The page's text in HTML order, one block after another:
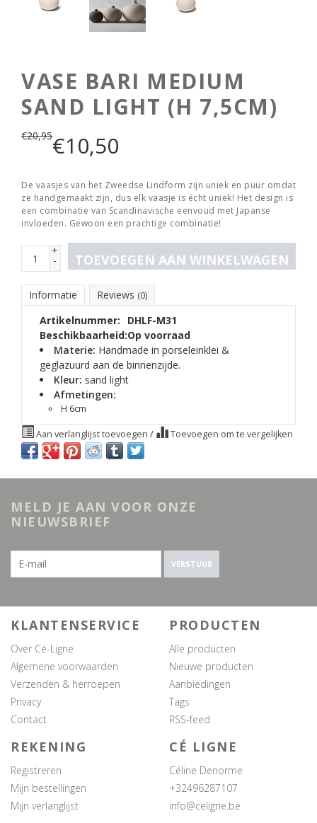
VASE BARI MEDIUM
SAND LIGHT (H 7,5CM)
€20,95€10,50
De vaasjes van het Zweedse Lindform zijn uniek en puur omdat
ze handgemaakt zijn, dus elk vaasje is écht uniek! Het design is
een combinatie van Scandinavische eenvoud met Japanse
invloeden. Gewoon een prachtige combinatie!
+
- TOEVOEGEN AAN WINKELWAGEN
Informatie Reviews (0)
Artikelnummer:
DHLF-M31
Beschikbaarheid:Op voorraad
Materie: Handmade in porseleinklei &
geglazuurd aan de binnenzijde.
Kleur: sand light
Afmetingen:
H 6cm
Aan verlanglijst toevoegen / Toevoegen om te vergelijken
MELD JE AAN VOOR ONZE
NIEUWSBRIEF
VERSTUUR
KLANTENSERVICE
Over Cé-Ligne
Algemene voorwaarden
Verzenden & herroepen
Privacy
Contact
PRODUCTEN
Alle producten
Nieuwe producten
Aanbiedingen
Tags
RSS-feed
REKENING
Registreren
Mijn bestellingen
Mijn verlanglijst
CÉ LIGNE
Céline Denorme
+32496287107
info@celigne.be